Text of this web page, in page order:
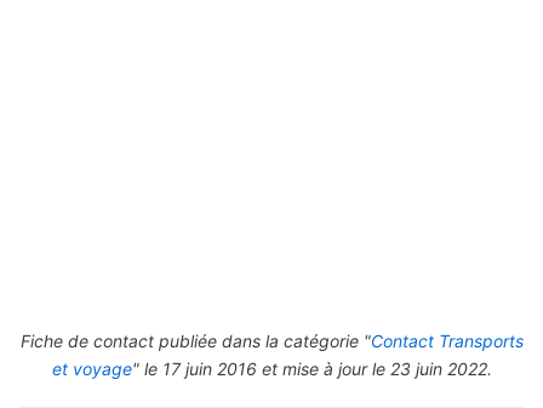
Fiche de contact publiée dans la catégorie "Contact Transports
et voyage" le 17 juin 2016 et mise à jour le 23 juin 2022.